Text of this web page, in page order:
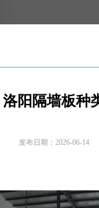
洛阳隔墙板种
发布日期：2026-06-14